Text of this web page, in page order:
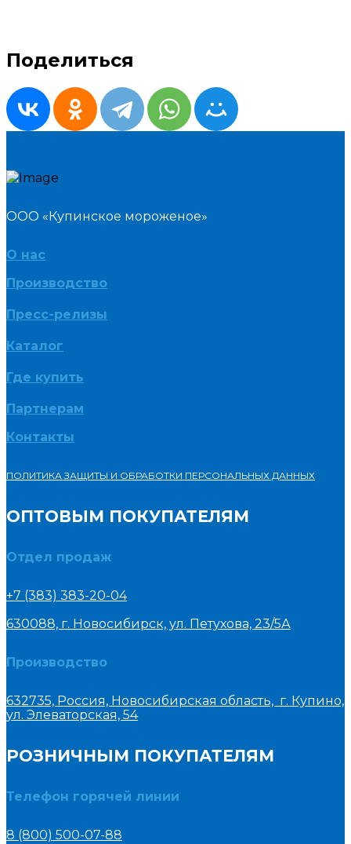
Поделиться
ООО «Купинское мороженое»
О нас
Производство
Пресс-релизы
Каталог
Где купить
Партнерам
Контакты
ПОЛИТИКА ЗАЩИТЫ И ОБРАБОТКИ ПЕРСОНАЛЬНЫХ ДАННЫХ
ОПТОВЫМ ПОКУПАТЕЛЯМ
Отдел продаж
+7 (383) 383-20-04
630088, г. Новосибирск, ул. Петухова, 23/5А
Производство
632735, Россия, Новосибирская область, г. Купино,
ул. Элеваторская, 54
РОЗНИЧНЫМ ПОКУПАТЕЛЯМ
Телефон горячей линии
8 (800) 500-07-88